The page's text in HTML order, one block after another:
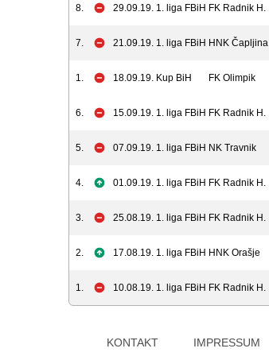
8. 29.09.19. 1. liga FBiH FK Radnik H.
7. 21.09.19. 1. liga FBiH HNK Čapljina
1. 18.09.19. Kup BiH FK Olimpik
6. 15.09.19. 1. liga FBiH FK Radnik H.
5. 07.09.19. 1. liga FBiH NK Travnik
4. 01.09.19. 1. liga FBiH FK Radnik H.
3. 25.08.19. 1. liga FBiH FK Radnik H.
2. 17.08.19. 1. liga FBiH HNK Orašje
1. 10.08.19. 1. liga FBiH FK Radnik H.
KONTAKT IMPRESSUM